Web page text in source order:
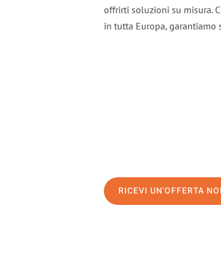
offrirti soluzioni su misura.
in tutta Europa,
RICEVI UN'OFFERTA